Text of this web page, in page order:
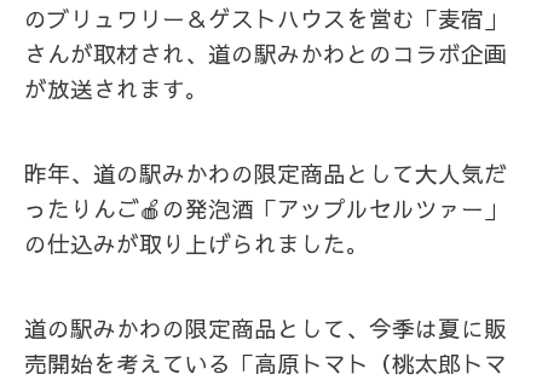
のブリュワリー＆ゲストハウスを営む「麦宿」
さんが取材され、道の駅みかわとのコラボ企画
が放送されます。
昨年、道の駅みかわの限定商品として大人気だ
ったりんご🍎の発泡酒「アップルセルツァー」
の仕込みが取り上げられました。
道の駅みかわの限定商品として、今季は夏に販
売開始を考えている「高原トマト（桃太郎トマ